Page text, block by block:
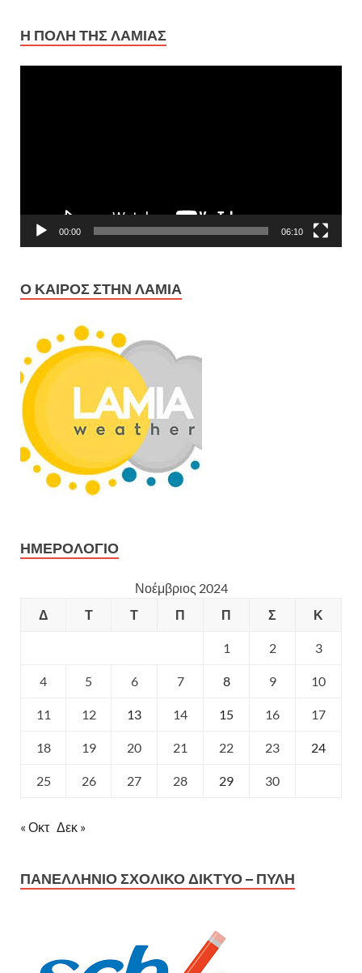
Η ΠΌΛΗ ΤΗΣ ΛΑΜΊΑΣ
00:00 06:10
Ο ΚΑΙΡΌΣ ΣΤΗΝ ΛΑΜΊΑ
ΗΜΕΡΟΛΌΓΙΟ
Νοέμβριος 2024
Δ
Τ Τ Π Π Σ Κ
1 2 3
4 5 6 7 8 9 10
11 12 13 14 15 16 17
18 19 20 21 22 23 24
25 26 27 28 29 30
« Οκτ Δεκ »
ΠΑΝΕΛΛΉΝΙΟ ΣΧΟΛΙΚΌ ΔΊΚΤΥΟ – ΠΎΛΗ